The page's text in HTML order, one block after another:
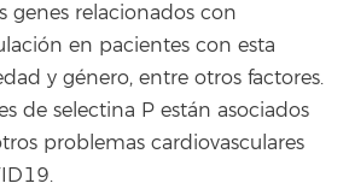
genes relacionados con
en pacientes con esta
y género, entre otros factores.
de selectina P están asociados
problemas cardiovasculares